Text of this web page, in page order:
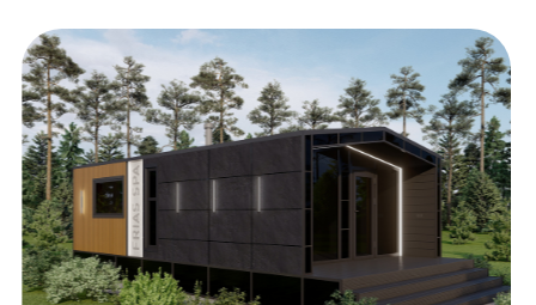
8 750 000 ₽
Стоимость комплекса:
5 дней
11,2 × 6,5 × 3,25 м
Размеры (ДxШxВ):
80 дней
Срок
изготовления:
72 м²
Общая площадь:
модульный банный комплекс
FRIAS PREMIUM